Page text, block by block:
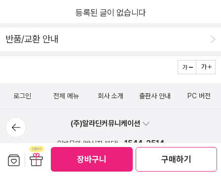
장바구니 구매하기
나도그맨을 공격하게 되어요.​​​이처럼 2권에서는 의도치 않게 악
없는 대결이 펼쳐진답니다. ​​​​이번에 저희 아이가 책을 읽으면서 가
었고 해요.​​공룡화석이 살아나 도그맨을 공격할 때,도그맨은 무서
은 도그맨은더이상 두려워하지 않고, 개의 버릇으로공룡화석을
가 봐도 황당무계하다고느껴지는 부분이였죠.​그러나 이러한 도
그맨의 엉뚱한 상상력과 재치는도그맨에서만 볼 수 있기에아이
들에게 지금까지도 사랑받고 인기 있는게 아닐까 생각해 봅니다. ​
도그맨에서는 도그맨과 악당들과의 대결뿐 만 아니라 곳곳에 숨
있다~^^역쉬!!! 인기 있는 책은 다 이유가 있다니깐!!!(알고보
하우스에서 나온책인 아닌.... 예전 도그맨) 2018년에 다른 출
판사에서도 3권까지 나왔다가 멈췄다;;;그리고현재 위즈덤하우
스에서 다시 도그맨은 3권까지 나왔고원서로는 10권까지니깐 번
이 책 뒷면에 나와 있는데..어릴때 ADHD와 난독증을 격으며 학
교생활을 적응하기 힘들어서수업시간에 복도에 앉아서 그림을
그리다 책을 만들게 되었다는 이야기가 나온다. 개인적으로 선
천적질병으로 인해 좌절하는 부모와 아이들을 보면 마음이 아픈
데..다양한 환경과 질병을 이겨내고성공? 하는 모습을 보면 기분
등록된 글이 없습니다
반품/교환 안내
뒤로가
기
로그인 전체 메뉴 회사 소개 출판사 안내 PC 버전
(주)알라딘커뮤니케이션
일반문의 (발신자 부담) 1544-2514
FAQ